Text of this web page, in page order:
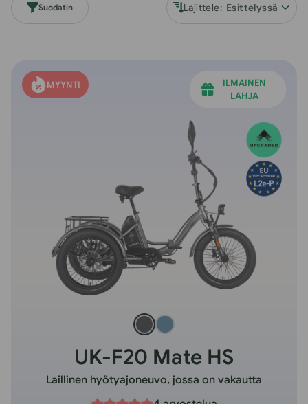
A
Suodatin Lajittele:
MYYNTI
ILMAINEN
LAHJA
UK-F20 Mate HS
Laillinen hyötyajoneuvo, jossa on vakautta